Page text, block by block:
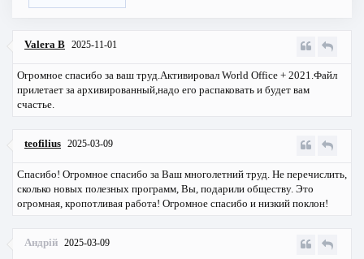
Valera B 2025-11-01
Огромное спасибо за ваш труд.Активировал World Office + 2021.Файл
прилетает за архивированный,надо его распаковать и будет вам
счастье.
teofilius 2025-03-09
Спасибо! Огромное спасибо за Ваш многолетний труд. Не перечислить,
сколько новых полезных программ, Вы, подарили обществу. Это
огромная, кропотливая работа! Огромное спасибо и низкий поклон!
Андрій 2025-03-09